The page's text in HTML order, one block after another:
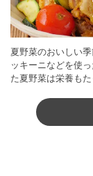
夏野菜のおいしい
ッキーニなどを使
た夏野菜は栄養も